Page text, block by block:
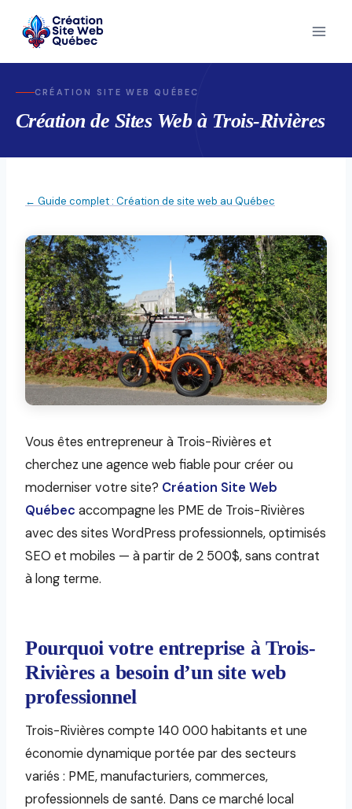
content
CRÉATION SITE WEB QUÉBEC
Création de Sites Web à Trois-Rivières
← Guide complet : Création de site web au Québec
Vous êtes entrepreneur à Trois-Rivières et
cherchez une agence web fiable pour créer ou
moderniser votre site? Création Site Web
Québec accompagne les PME de Trois-Rivières
avec des sites WordPress professionnels, optimisés
SEO et mobiles — à partir de 2 500$, sans contrat
à long terme.
Pourquoi votre entreprise à Trois-
Rivières a besoin d’un site web
professionnel
Trois-Rivières compte 140 000 habitants et une
économie dynamique portée par des secteurs
variés : PME, manufacturiers, commerces,
professionnels de santé. Dans ce marché local